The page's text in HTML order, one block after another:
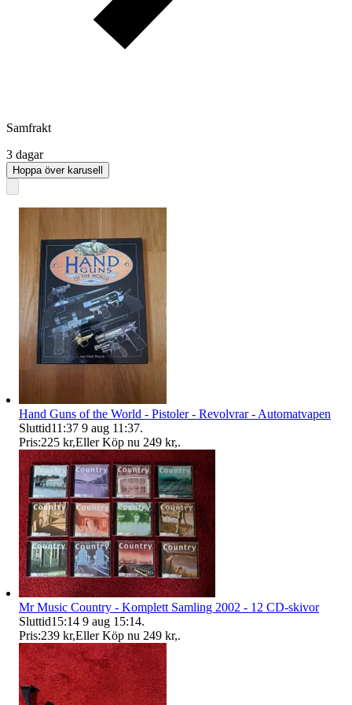
Samfrakt
3 dagar
Hoppa över karusell
Hand Guns of the World - Pistoler - Revolvrar - Automatvapen
Sluttid11:37 9 aug 11:37.
Pris:225 kr,Eller Köp nu 249 kr,.
Mr Music Country - Komplett Samling 2002 - 12 CD-skivor
Sluttid15:14 9 aug 15:14.
Pris:239 kr,Eller Köp nu 249 kr,.